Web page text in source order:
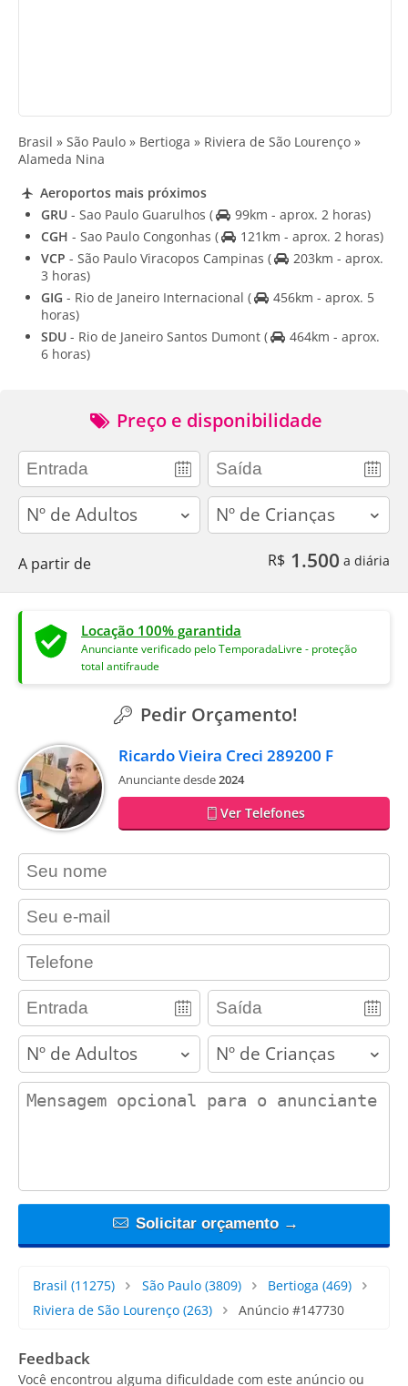
Brasil » São Paulo » Bertioga » Riviera de São Lourenço »
Alameda Nina
Aeroportos mais próximos
GRU - Sao Paulo Guarulhos (
99km - aprox. 2 horas)
CGH - Sao Paulo Congonhas (
121km - aprox. 2 horas)
VCP - São Paulo Viracopos Campinas (
203km - aprox.
3 horas)
GIG - Rio de Janeiro Internacional (
456km - aprox. 5
horas)
SDU - Rio de Janeiro Santos Dumont (
464km - aprox.
6 horas)
Preço e disponibilidade
adults children
A partir de R$ 1.500 a diária
Locação 100% garantida
Anunciante verificado pelo TemporadaLivre - proteção
total antifraude
Pedir Orçamento!
Ricardo Vieira Creci 289200 F
Anunciante desde2024
Ver Telefones
contact_name
contact_email
contact_phone
adults children
contact_message
Solicitar orçamento →
Brasil (11275) São Paulo(3809) Bertioga (469)
Riviera de São Lourenço (263) Anúncio #147730
Feedback
Você encontrou alguma dificuldade com este anúncio ou